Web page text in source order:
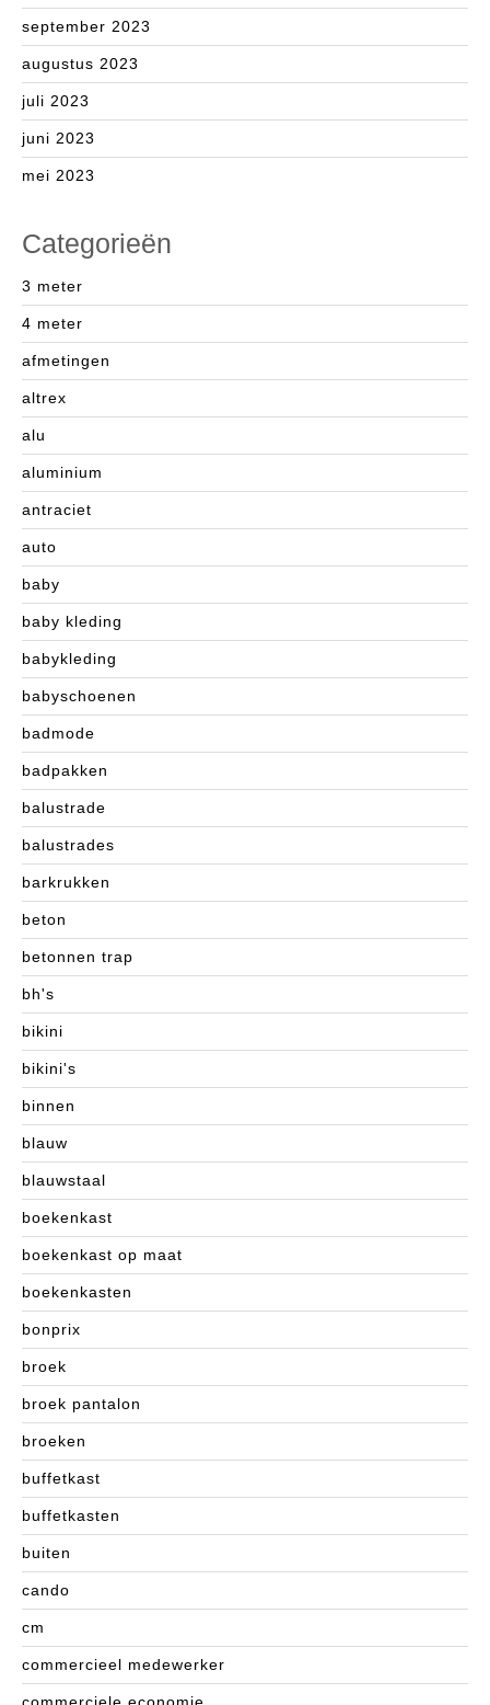
september 2023
augustus 2023
juli 2023
juni 2023
mei 2023
Categorieën
3 meter
4 meter
afmetingen
altrex
alu
aluminium
antraciet
auto
baby
baby kleding
babykleding
babyschoenen
badmode
badpakken
balustrade
balustrades
barkrukken
beton
betonnen trap
bh's
bikini
bikini's
binnen
blauw
blauwstaal
boekenkast
boekenkast op maat
boekenkasten
bonprix
broek
broek pantalon
broeken
buffetkast
buffetkasten
buiten
cando
cm
commercieel medewerker